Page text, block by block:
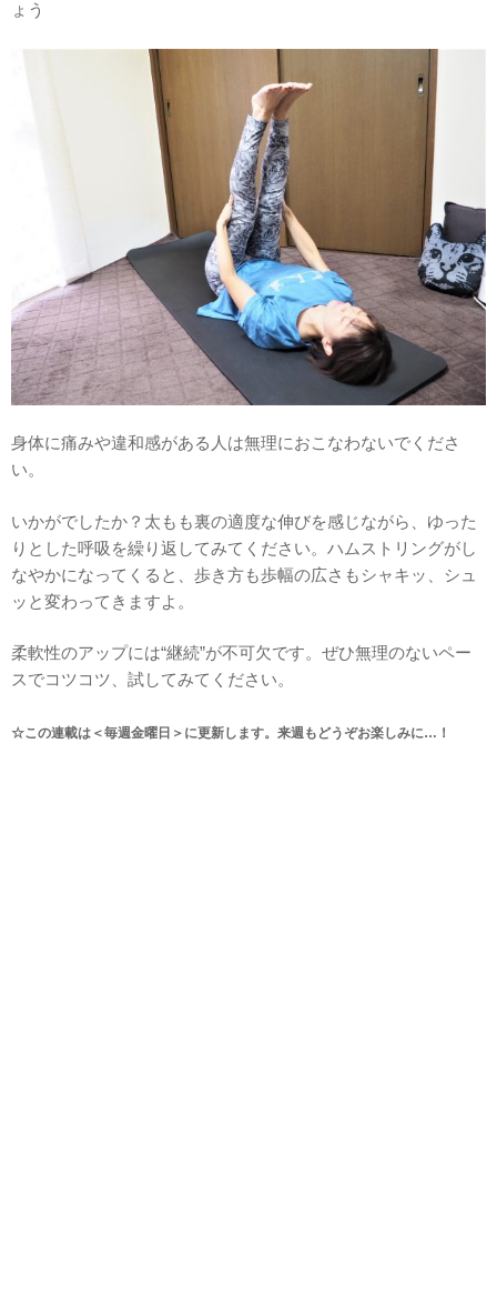
ょう
身体に痛みや違和感がある人は無理におこなわないでくださ
い。
いかがでしたか？太もも裏の適度な伸びを感じながら、ゆった
りとした呼吸を繰り返してみてください。ハムストリングがし
なやかになってくると、歩き方も歩幅の広さもシャキッ、シュ
ッと変わってきますよ。
柔軟性のアップには“継続”が不可欠です。ぜひ無理のないペー
スでコツコツ、試してみてください。
☆この連載は＜毎週金曜日＞に更新します。来週もどうぞお楽しみに…！